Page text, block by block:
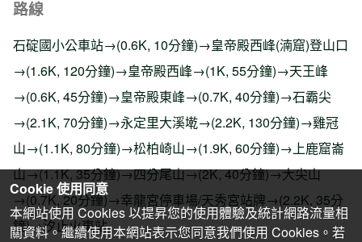
路線
石碇國小公車站→(0.6K, 10分鐘)→皇帝殿西峰(湳窟)登山口
→(1.6K, 120分鐘)→皇帝殿西峰→(1K, 55分鐘)→天王峰
→(0.6K, 45分鐘)→皇帝殿東峰→(0.7K, 40分鐘)→石霸尖
→(2.1K, 70分鐘)→永定里大溪墘→(2.2K, 130分鐘)→雞冠
山→(1.1K, 80分鐘)→松柏崎山→(1.9K, 60分鐘)→上鹿窟崙
山→(1.1K, 35分鐘)→四分尾山→(2K, 40分鐘)→大尖山
→(0.7K, 20分鐘)→幸龍宮停車場/天秀宮站牌→(2.2K, 35分
鐘)→汐止火車站
Cookie 使用同意
本網站使用 Cookies 以提昇您的使用體驗及統計網路流量相
關資料。繼續使用本網站表示您同意我們使用 Cookies。若